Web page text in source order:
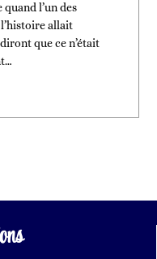
l’un des
allait
que ce n’était